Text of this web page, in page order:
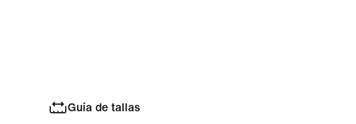
Guía de tallas